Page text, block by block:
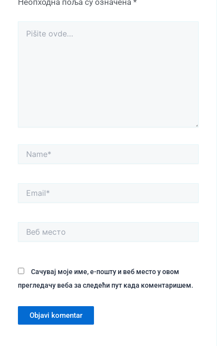
Неопходна поља су означена *
Name*
Email*
Веб
место
Сачувај моје име, е-пошту и веб место у овом
прегледачу веба за следећи пут када коментаришем.